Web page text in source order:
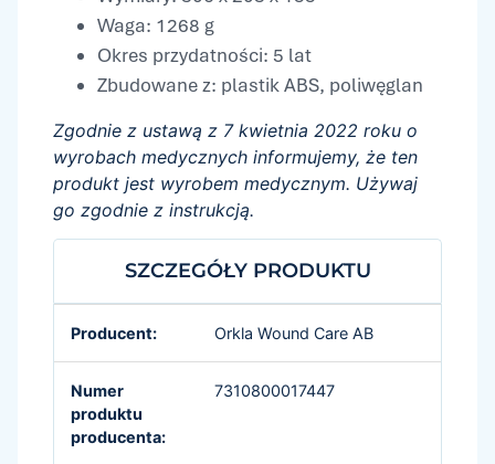
Waga: 1268 g
Okres przydatności: 5 lat
Zbudowane z: plastik ABS, poliwęglan
Zgodnie z ustawą z 7 kwietnia 2022 roku o
wyrobach medycznych informujemy, że ten
produkt jest wyrobem medycznym. Używaj
go zgodnie z instrukcją.
SZCZEGÓŁY PRODUKTU
Producent: Orkla Wound Care AB
Numer
produktu
producenta:
7310800017447